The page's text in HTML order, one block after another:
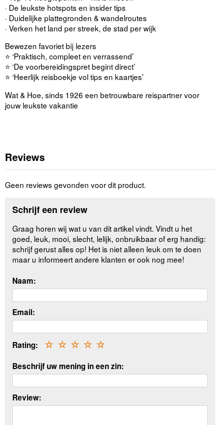
· De leukste hotspots en insider tips
· Duidelijke plattegronden & wandelroutes
· Verken het land per streek, de stad per wijk
Bewezen favoriet bij lezers
⭐ ‘Praktisch, compleet en verrassend’
⭐ ‘De voorbereidingspret begint direct’
⭐ ‘Heerlijk reisboekje vol tips en kaartjes’
Wat & Hoe, sinds 1926 een betrouwbare reispartner voor
jouw leukste vakantie
Reviews
Geen reviews gevonden voor dit product.
Schrijf een review
Graag horen wij wat u van dit artikel vindt. Vindt u het
goed, leuk, mooi, slecht, lelijk, onbruikbaar of erg handig:
schrijf gerust alles op! Het is niet alleen leuk om te doen
maar u informeert andere klanten er ook nog mee!
Naam:
Email:
Rating: ☆
☆
☆
☆
☆
Beschrijf uw mening in een zin:
Review: